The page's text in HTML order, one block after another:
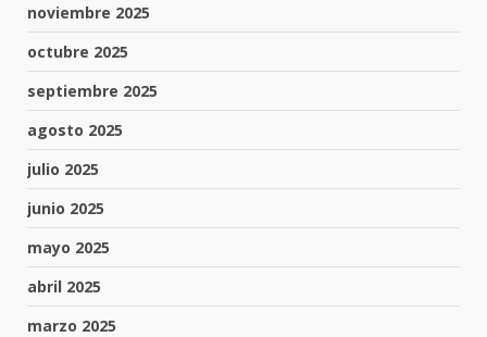
noviembre 2025
octubre 2025
septiembre 2025
agosto 2025
julio 2025
junio 2025
mayo 2025
abril 2025
marzo 2025